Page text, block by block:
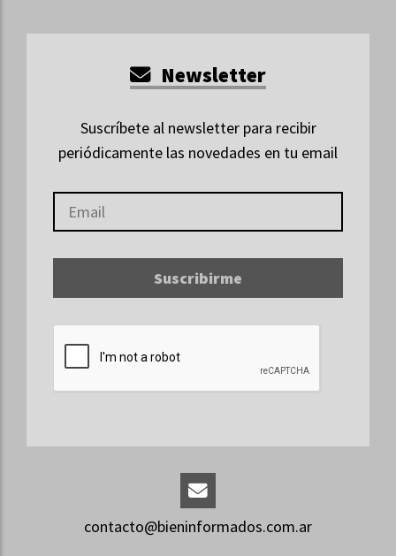
Newsletter
Suscríbete al newsletter para recibir
periódicamente las novedades en tu email
Suscribirme
contacto@bieninformados.com.ar